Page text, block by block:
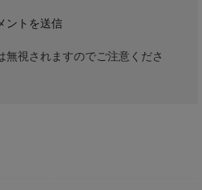
無視されますのでご注意くださ